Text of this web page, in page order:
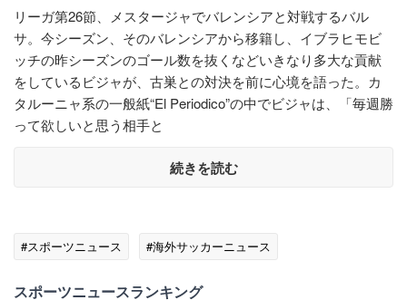
リーガ第26節、メスタージャでバレンシアと対戦するバル
サ。今シーズン、そのバレンシアから移籍し、イブラヒモビ
ッチの昨シーズンのゴール数を抜くなどいきなり多大な貢献
をしているビジャが、古巣との対決を前に心境を語った。カ
タルーニャ系の一般紙“El Periodico”の中でビジャは、「毎週勝
って欲しいと思う相手と
続きを読む
#スポーツニュース #海外サッカーニュース
スポーツニュースランキング